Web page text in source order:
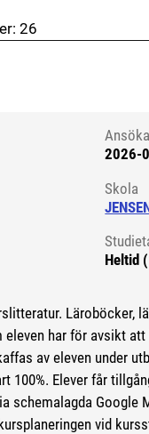
26
2026-
Skola
Heltid
Läroböcker,
eleven har för avsikt
av eleven under
100%. Elever får
schemalagda Google
vid